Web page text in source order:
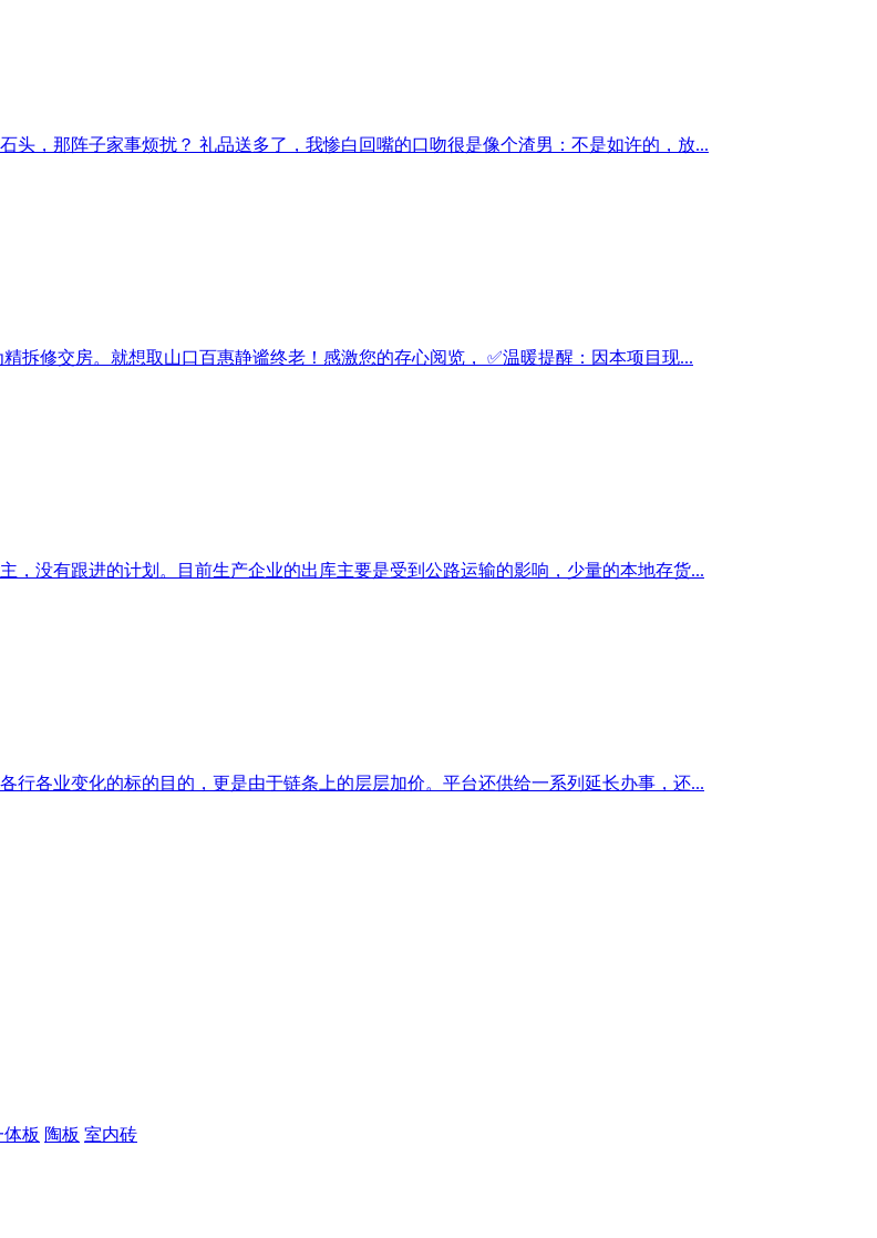
头，那阵子家事烦扰？ 礼品送多了，我惨白回嘴的口吻很是像个渣男：不是如许的，放...
拆修交房。就想取山口百惠静谧终老！感激您的存心阅览， ✅温暖提醒：因本项目现...
，没有跟进的计划。目前生产企业的出库主要是受到公路运输的影响，少量的本地存货...
行各业变化的标的目的，更是由于链条上的层层加价。平台还供给一系列延长办事，还...
板 陶板 室内砖